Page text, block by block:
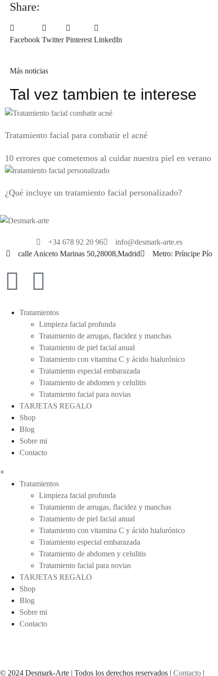
Share:
Facebook Twitter Pinterest LinkedIn
Más noticias
Tal vez tambien te interese
Tratamiento facial para combatir el acné
10 errores que cometemos al cuidar nuestra piel en verano
¿Qué incluye un tratamiento facial personalizado?
+34 678 92 20 96
info@desmark-arte.es
calle Aniceto Marinas 50,28008,Madrid
Metro: Príncipe Pío
Tratamientos
Limpieza facial profunda
Tratamiento de arrugas, flacidez y manchas
Tratamiento de piel facial anual
Tratamiento con vitamina C y ácido hialurónico
Tratamiento especial embarazada
Tratamiento de abdomen y celulitis
Tratamiento facial para novias
TARJETAS REGALO
Shop
Blog
Sobre mi
Contacto
×
Tratamientos
Limpieza facial profunda
Tratamiento de arrugas, flacidez y manchas
Tratamiento de piel facial anual
Tratamiento con vitamina C y ácido hialurónico
Tratamiento especial embarazada
Tratamiento de abdomen y celulitis
Tratamiento facial para novias
TARJETAS REGALO
Shop
Blog
Sobre mi
Contacto
© 2024 Desmark-Arte | Todos los derechos reservados | Contacto |